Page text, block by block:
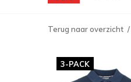
Terug naar overzicht
3-PACK